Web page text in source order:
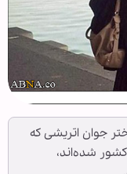
جوان اتریشی که
شده‌اند،